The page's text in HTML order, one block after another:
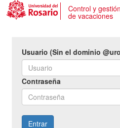
Control y gestión
de vacaciones
Usuario (Sin el dominio
Contraseña